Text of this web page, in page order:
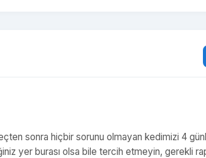
sonra hiçbir sorunu olmayan kedimizi 4
yer burası olsa bile tercih etmeyin, gerekli